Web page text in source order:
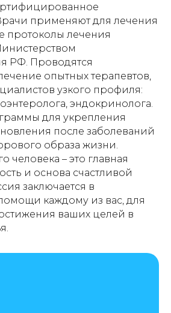
применяют для лечения
протоколы лечения
РФ. Проводятся
опытных терапевтов,
узкого профиля:
эндокринолога.
для укрепления
после заболеваний
образа жизни.
человека – это главная
и основа счастливой
заключается в
каждому из вас, для
ваших целей в